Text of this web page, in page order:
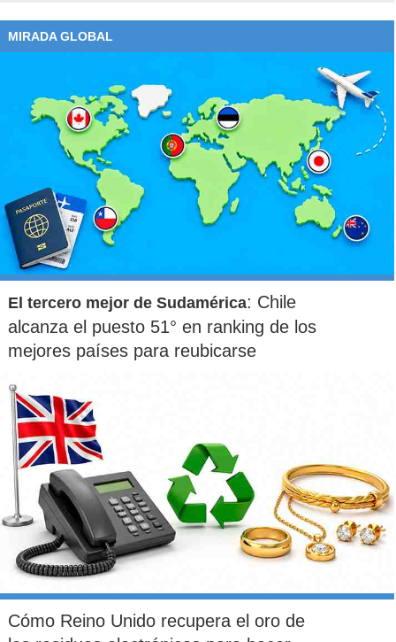
MIRADA GLOBAL
El tercero mejor de Sudamérica: Chile
alcanza el puesto 51° en ranking de los
mejores países para reubicarse
Cómo Reino Unido recupera el oro de